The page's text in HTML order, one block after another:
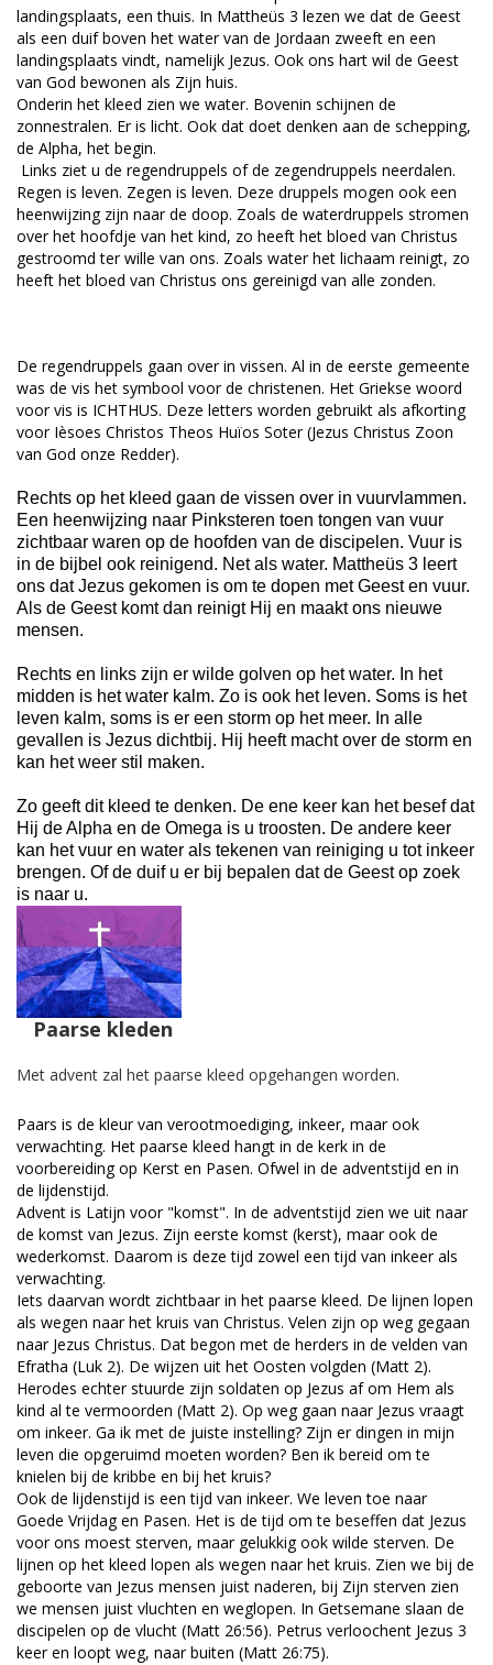
landingsplaats, een thuis. In Mattheüs 3 lezen we dat de Geest
als een duif boven het water van de Jordaan zweeft en een
landingsplaats vindt, namelijk Jezus. Ook ons hart wil de Geest
van God bewonen als Zijn huis.
Onderin het kleed zien we water. Bovenin schijnen de
zonnestralen. Er is licht. Ook dat doet denken aan de schepping,
de Alpha, het begin.
Links ziet u de regendruppels of de zegendruppels neerdalen.
Regen is leven. Zegen is leven. Deze druppels mogen ook een
heenwijzing zijn naar de doop. Zoals de waterdruppels stromen
over het hoofdje van het kind, zo heeft het bloed van Christus
gestroomd ter wille van ons. Zoals water het lichaam reinigt, zo
heeft het bloed van Christus ons gereinigd van alle zonden.
De regendruppels gaan over in vissen. Al in de eerste gemeente
was de vis het symbool voor de christenen. Het Griekse woord
voor vis is ICHTHUS. Deze letters worden gebruikt als afkorting
voor Ièsoes Christos Theos Huïos Soter (Jezus Christus Zoon
van God onze Redder).
Rechts op het kleed gaan de vissen over in vuurvlammen.
Een heenwijzing naar Pinksteren toen tongen van vuur
zichtbaar waren op de hoofden van de discipelen. Vuur is
in de bijbel ook reinigend. Net als water. Mattheüs 3 leert
ons dat Jezus gekomen is om te dopen met Geest en vuur.
Als de Geest komt dan reinigt Hij en maakt ons nieuwe
mensen.
Rechts en links zijn er wilde golven op het water. In het
midden is het water kalm. Zo is ook het leven. Soms is het
leven kalm, soms is er een storm op het meer. In alle
gevallen is Jezus dichtbij. Hij heeft macht over de storm en
kan het weer stil maken.
Zo geeft dit kleed te denken. De ene keer kan het besef dat
Hij de Alpha en de Omega is u troosten. De andere keer
kan het vuur en water als tekenen van reiniging u tot inkeer
brengen. Of de duif u er bij bepalen dat de Geest op zoek
is naar u.
Paarse kleden
Met advent zal het paarse kleed opgehangen worden.
Paars is de kleur van verootmoediging, inkeer, maar ook
verwachting. Het paarse kleed hangt in de kerk in de
voorbereiding op Kerst en Pasen. Ofwel in de adventstijd en in
de lijdenstijd.
Advent is Latijn voor "komst". In de adventstijd zien we uit naar
de komst van Jezus. Zijn eerste komst (kerst), maar ook de
wederkomst. Daarom is deze tijd zowel een tijd van inkeer als
verwachting.
Iets daarvan wordt zichtbaar in het paarse kleed. De lijnen lopen
als wegen naar het kruis van Christus. Velen zijn op weg gegaan
naar Jezus Christus. Dat begon met de herders in de velden van
Efratha (Luk 2). De wijzen uit het Oosten volgden (Matt 2).
Herodes echter stuurde zijn soldaten op Jezus af om Hem als
kind al te vermoorden (Matt 2). Op weg gaan naar Jezus vraagt
om inkeer. Ga ik met de juiste instelling? Zijn er dingen in mijn
leven die opgeruimd moeten worden? Ben ik bereid om te
knielen bij de kribbe en bij het kruis?
Ook de lijdenstijd is een tijd van inkeer. We leven toe naar
Goede Vrijdag en Pasen. Het is de tijd om te beseffen dat Jezus
voor ons moest sterven, maar gelukkig ook wilde sterven. De
lijnen op het kleed lopen als wegen naar het kruis. Zien we bij de
geboorte van Jezus mensen juist naderen, bij Zijn sterven zien
we mensen juist vluchten en weglopen. In Getsemane slaan de
discipelen op de vlucht (Matt 26:56). Petrus verloochent Jezus 3
keer en loopt weg, naar buiten (Matt 26:75).